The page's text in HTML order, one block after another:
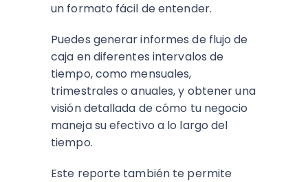
un formato fácil de entender.
Puedes generar informes de flujo de
caja en diferentes intervalos de
tiempo, como mensuales,
trimestrales o anuales, y obtener una
visión detallada de cómo tu negocio
maneja su efectivo a lo largo del
tiempo.
Este reporte también te permite